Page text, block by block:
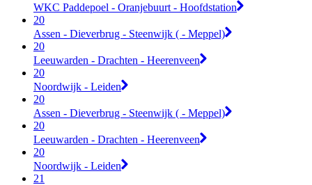
WKC Paddepoel - Oranjebuurt - Hoofdstation
20
Assen - Dieverbrug - Steenwijk ( - Meppel)
20
Leeuwarden - Drachten - Heerenveen
20
Noordwijk - Leiden
20
Assen - Dieverbrug - Steenwijk ( - Meppel)
20
Leeuwarden - Drachten - Heerenveen
20
Noordwijk - Leiden
21